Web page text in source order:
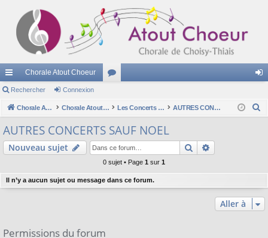
cc
ès
ra
pi
Chorale Atout Choeur
u
m
s
ne
Rechercher Connexion
Chorale Atout Choeur Chorale Atout Choeur Les Concerts - Les Programmes AUTRES CONCERTS SAUF NOEL
r
h
e
AUTRES CONCERTS SAUF NOEL
Nouveau sujet Rechercher
0 sujet • Page 1 sur 1
Il n’y a aucun sujet ou message dans ce forum.
Aller à
Permissions du forum